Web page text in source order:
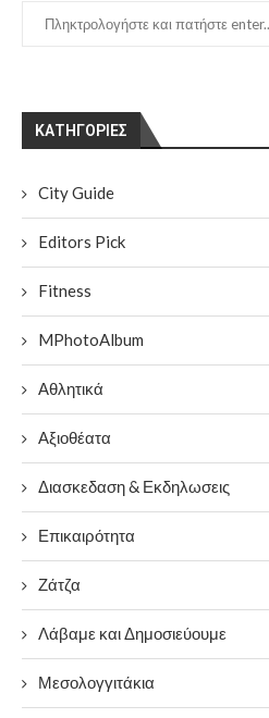
KΑΤΗΓΟΡΊΕΣ
City Guide
Editors Pick
Fitness
MPhotoAlbum
Αθλητικά
Αξιοθέατα
Διασκεδαση & Εκδηλωσεις
Επικαιρότητα
Ζάτζα
Λάβαμε και Δημοσιεύουμε
Μεσολογγιτάκια